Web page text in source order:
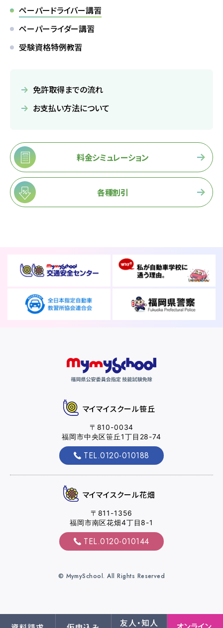
友人・知人
教習中の方
笹丘校の方
花畑校の方
笹丘校バスコース
花畑校バスコース
スクールバスについて
バスのり
サイトマップ
プライバシーポリシー
お知らせ NEW!
お知らせ NEW!
スキップローンで今すぐ入校、お支払いは2027
年2月からも可能です
卒業生 NEW!
お役立ちコラム
ペーパードライバー講習
ペーパーライダー講習
受験資格特例教習
免許取得までの流れ
お支払い方法について
料金シミュレーション
各種割引
マイマイスクール笹丘
〒810-0034
福岡市中央区笹丘1丁目28-74
TEL.0120-010188
マイマイスクール花畑
〒811-1356
福岡市南区花畑4丁目8-1
TEL.0120-010144
© MymySchool. All Rights Reserved